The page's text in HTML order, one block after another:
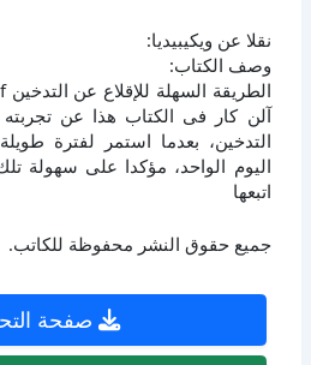
نقلا عن ويكيبيديا:
وصف الكتاب:
آلن كار فى الكتاب هذا عن تجربته
اليوم الواحد، مؤكدا على سهولة
اتبعها
جميع حقوق النشر محفوظة للكاتب.
صفحة